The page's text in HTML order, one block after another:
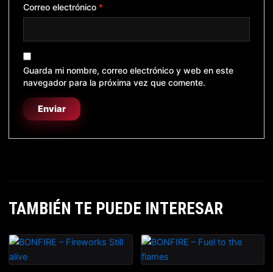
Correo electrónico *
Guarda mi nombre, correo electrónico y web en este
navegador para la próxima vez que comente.
TAMBIÉN TE PUEDE INTERESAR